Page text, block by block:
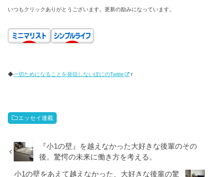
いつもクリックありがとうございます。更新の励みになっています。
◆一切ためになることを発信しないぽにのTwitte r
エッセイ連載
『小1の壁』を越えなかった大好きな後輩のその
後。驚愕の未来に働き方を考える。
小1の壁をあえて越えなかった、大好きな後輩の驚